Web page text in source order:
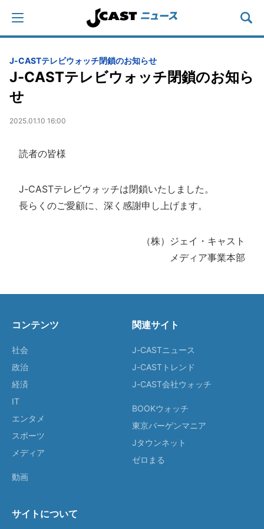
J-CASTテレビウォッチ閉鎖のお知らせ
J-CASTテレビウォッチ閉鎖のお知ら
せ
2025.01.10 16:00
読者の皆様
J-CASTテレビウォッチは閉鎖いたしました。
長らくのご愛顧に、深く感謝申し上げます。
（株）ジェイ・キャスト
メディア事業本部
コンテンツ
社会
政治
経済
IT
エンタメ
スポーツ
メディア
動画
関連サイト
J-CASTニュース
J-CASTトレンド
J-CAST会社ウォッチ
BOOKウォッチ
東京バーゲンマニア
Jタウンネット
ゼロまる
サイトについて